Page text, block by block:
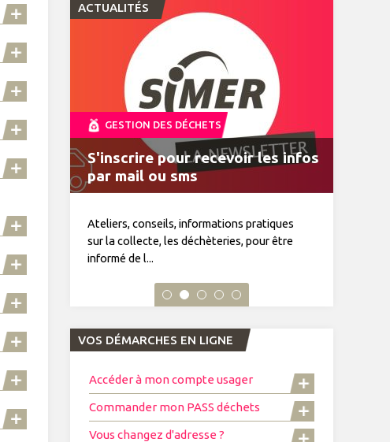
ACTUALITÉS
VENTE DE COMPOSTEURS
GESTION DES DÉCHETS
S'inscrire pour recevoir les infos
par mail ou sms
Ateliers, conseils, informations pratiques
sur la collecte, les déchèteries, pour être
informé de l...
MonTri, toutes vos infos déchets
dans la poche
Journal du tri n°34 à découvrir
Horaires d'été du 15 juin au 19
septembre 2026
VOS DÉMARCHES EN LIGNE
Accéder à mon compte usager
Commander mon PASS déchets
Vous changez d'adresse ?